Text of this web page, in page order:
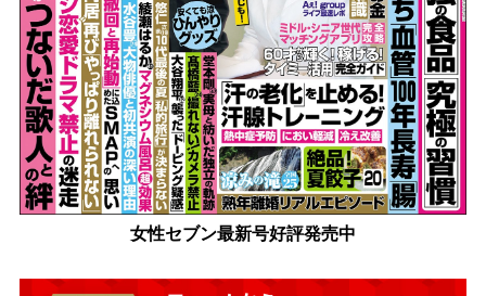
女性セブン最新号好評発売中